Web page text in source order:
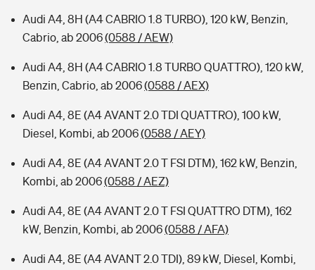
Audi A4, 8H (A4 CABRIO 1.8 TURBO), 120 kW, Benzin,
Cabrio, ab 2006(0588 / AEW)
Audi A4, 8H (A4 CABRIO 1.8 TURBO QUATTRO), 120 kW,
Benzin, Cabrio, ab 2006(0588 / AEX)
Audi A4, 8E (A4 AVANT 2.0 TDI QUATTRO), 100 kW,
Diesel, Kombi, ab 2006(0588 / AEY)
Audi A4, 8E (A4 AVANT 2.0 T FSI DTM), 162 kW, Benzin,
Kombi, ab 2006(0588 / AEZ)
Audi A4, 8E (A4 AVANT 2.0 T FSI QUATTRO DTM), 162
kW, Benzin, Kombi, ab 2006(0588 / AFA)
Audi A4, 8E (A4 AVANT 2.0 TDI), 89 kW, Diesel, Kombi,